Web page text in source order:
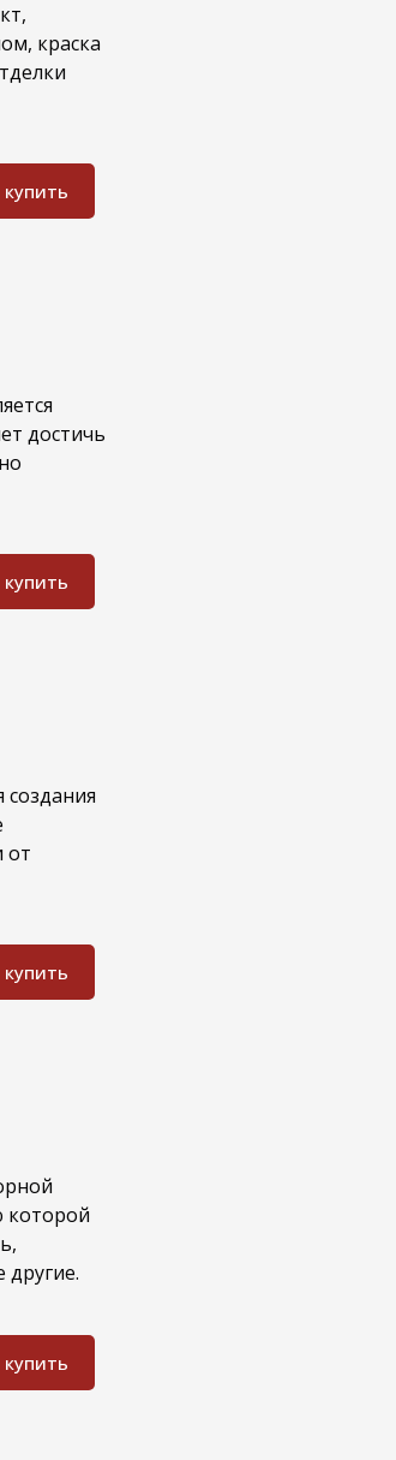
краска
достичь
от
которой